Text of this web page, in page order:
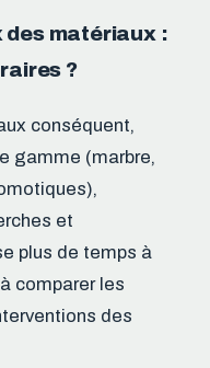
matériaux :
?
conséquent,
gamme (marbre,
et
plus de temps à
comparer les
des